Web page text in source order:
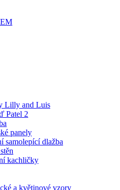
Lilly and Luis
Patel 2
panely
samolepící dlažba
kachličky
a květinové vzory